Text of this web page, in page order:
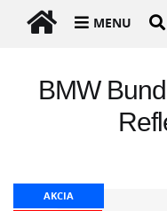
MENU
BMW
AKCIA